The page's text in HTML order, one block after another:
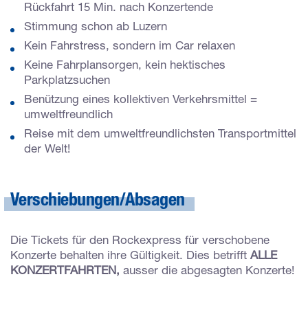
Rückfahrt 15 Min. nach Konzertende
Stimmung schon ab Luzern
Kein Fahrstress, sondern im Car relaxen
Keine Fahrplansorgen, kein hektisches
Parkplatzsuchen
Benützung eines kollektiven Verkehrsmittel =
umweltfreundlich
Reise mit dem umweltfreundlichsten Transportmittel
der Welt!
Verschiebungen/Absagen
Die Tickets für den Rockexpress für verschobene
Konzerte behalten ihre Gültigkeit. Dies betrifft ALLE
KONZERTFAHRTEN, ausser die abgesagten Konzerte!